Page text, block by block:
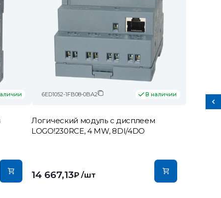
6ED1052-1FB08-0BA2 В наличии
Логический модуль c дисплеем
LOGO!230RCE, 4 MW, 8DI/4DO
14 667,13₽ /шт